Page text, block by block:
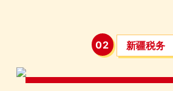
02 新疆税务